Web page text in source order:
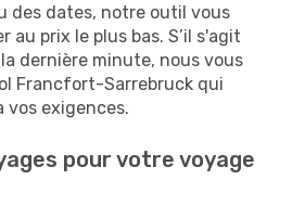
des dates, notre outil vous
au prix le plus bas. S’il s'agit
dernière minute, nous vous
Francfort-Sarrebruck qui
vos exigences.
pour votre voyage